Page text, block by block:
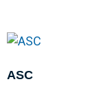
ASC